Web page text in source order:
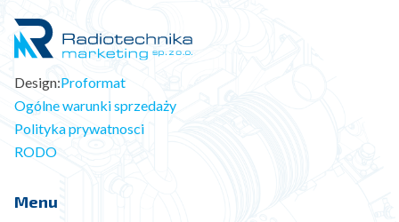
Design:Proformat
Ogólne warunki sprzedaży
Polityka prywatnosci
RODO
Menu